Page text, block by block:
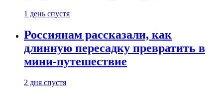
1 день спустя
Россиянам рассказали, как
длинную пересадку превратить в
мини-путешествие
2 дня спустя